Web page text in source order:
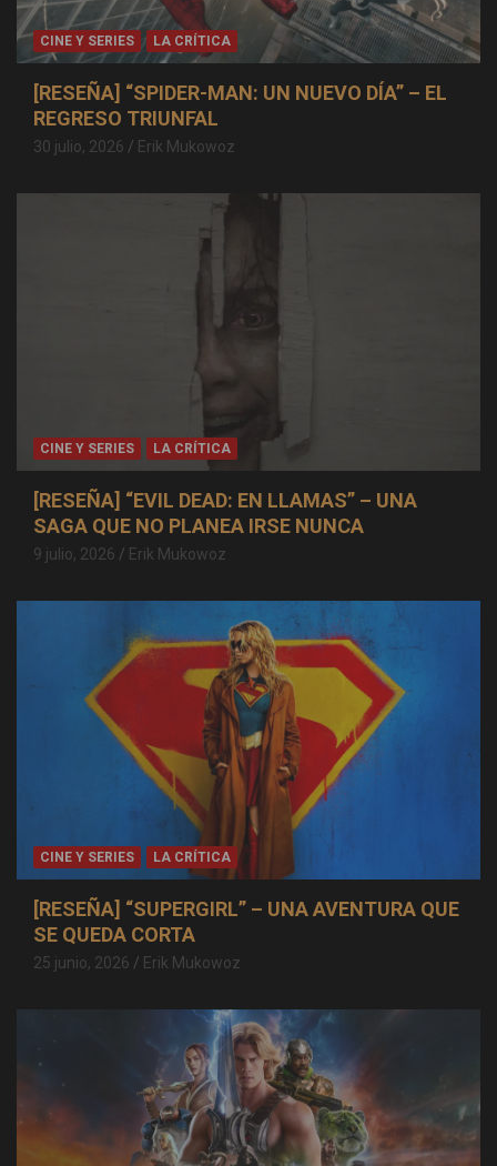
CINE Y SERIES LA CRÍTICA
[RESEÑA] “SPIDER-MAN: UN NUEVO DÍA” – EL
REGRESO TRIUNFAL
30 julio, 2026 Erik Mukowoz
CINE Y SERIES LA CRÍTICA
[RESEÑA] “EVIL DEAD: EN LLAMAS” – UNA
SAGA QUE NO PLANEA IRSE NUNCA
9 julio, 2026 Erik Mukowoz
CINE Y SERIES LA CRÍTICA
[RESEÑA] “SUPERGIRL” – UNA AVENTURA QUE
SE QUEDA CORTA
25 junio, 2026 Erik Mukowoz